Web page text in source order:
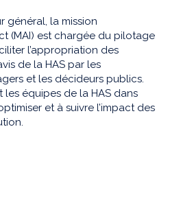
général, la mission
(MAI) est chargée du pilotage
l’appropriation des
de la HAS par les
et les décideurs publics.
équipes de la HAS dans
et à suivre l’impact des